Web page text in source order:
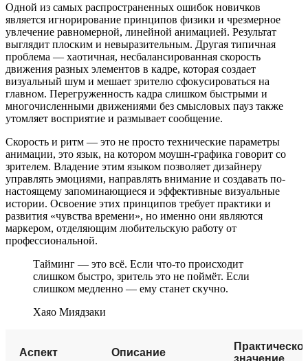
Одной из самых распространенных ошибок новичков
является игнорирование принципов физики и чрезмерное
увлечение равномерной, линейной анимацией. Результат
выглядит плоским и невыразительным. Другая типичная
проблема — хаотичная, несбалансированная скорость
движения разных элементов в кадре, которая создает
визуальный шум и мешает зрителю сфокусироваться на
главном. Перегруженность кадра слишком быстрыми и
многочисленными движениями без смысловых пауз также
утомляет восприятие и размывает сообщение.
Скорость и ритм — это не просто технические параметры
анимации, это язык, на котором моушн-графика говорит со
зрителем. Владение этим языком позволяет дизайнеру
управлять эмоциями, направлять внимание и создавать по-
настоящему запоминающиеся и эффективные визуальные
истории. Освоение этих принципов требует практики и
развития «чувства времени», но именно они являются
маркером, отделяющим любительскую работу от
профессиональной.
Тайминг — это всё. Если что-то происходит
слишком быстро, зритель это не поймёт. Если
слишком медленно — ему станет скучно.
Хаяо Миядзаки
Аспект Описание
значение